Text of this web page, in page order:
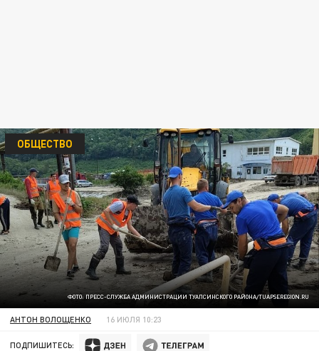
ФОТО: ПРЕСС-СЛУЖБА АДМИНИСТРАЦИИ ТУАПСИНСКОГО РАЙОНА/TUAPSEREGION.RU
ОБЩЕСТВО
АНТОН ВОЛОЩЕНКО 16 ИЮЛЯ 10:23
ПОДПИШИТЕСЬ: